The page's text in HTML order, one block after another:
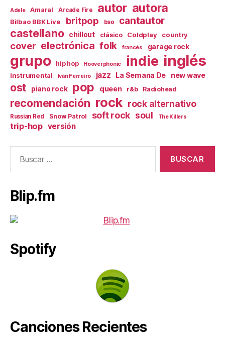
Adele Amaral Arcade Fire autor autora
Bilbao BBK Live britpop bso cantautor
castellano chillout clásico Coldplay country
cover electrónica folk francés garage rock
grupo hip hop Hooverphonic indie inglés
instrumental Iván Ferreiro jazz La Semana De new wave
ost piano rock pop queen r&b Radiohead
recomendación rock rock alternativo
Russian Red Snow Patrol soft rock soul The Killers
trip-hop versión
Blip.fm
Spotify
Canciones Recientes